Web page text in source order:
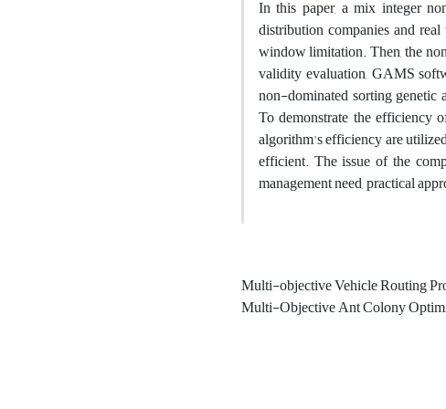
In this paper, a mix integer
distribution companies and
window limitation. Then, the
validity evaluation, GAMS
non-dominated sorting
To demonstrate the efficiency
algorithm's efficiency are
efficient. The issue of the
management need, practical
Multi-objective Vehicle Routing
Multi-Objective Ant Colony